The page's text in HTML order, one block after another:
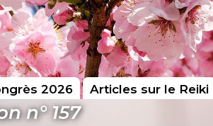
2026 Articles sur le Reiki
n° 157